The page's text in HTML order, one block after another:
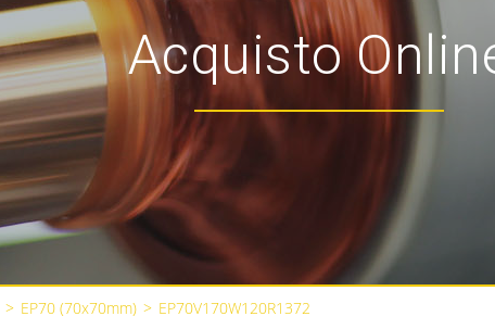
Acquisto
> EP70 (70x70mm) > EP70V170W120R1372